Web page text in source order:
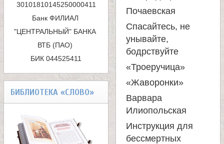
и
ц
ы
Банк ФИЛИАЛ
"ЦЕНТРАЛЬНЫЙ" БАНКА
ВТБ (ПАО)
БИК 044525411
БИБЛИОТЕКА «СЛОВО»
с
к
а
Почаевская
Спасайтесь, не
унывайте,
бодрствуйте
«Троеручица»
«Жаворонки»
Варвара
Илиопольская
Инструкция для
бессмертных